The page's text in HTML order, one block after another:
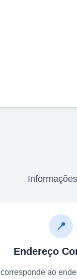
📍
Endereço
corresponde ao